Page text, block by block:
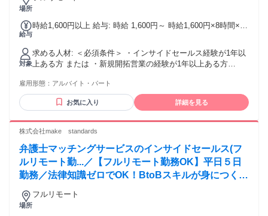
場所
給与
時給1,600円以上 給与: 時給 1,600円～ 時給1,600円×8時間×週
対象
求める人材: ＜必須条件＞ ・インサイドセールス経験が1年以
上ある方 または ・新規開拓営業の経験が1年以上ある方
Excel、スプレッドシートの使い方が分かる方 （入力操作が不
自由なく出来れば、関数が使い方まで分からなくてもOK） ・
コミュニケーションツール（Slack)の使用に抵抗のない方 ・
▼こんな方に向いています ・会話の中からニーズを引き出す
語化できる方 ・数字や改善を意識しながら働きたい方 ▼この
仕事で身につくスキル ・ヒアリング力／課題発見力 ・再現性
のあるトーク設計スキル ・インサイドセールスの基礎～応用
スキル
雇用形態： アルバイト・パート
お気に入り 詳細を見る
株式会社make standards
弁護士マッチングサービスのインサイドセールス(フ
ルリモート勤...／【フルリモート勤務OK】平日５日
勤務／法律知識ゼロでOK！BtoBスキルが身につく営
業職
場所
フルリモート